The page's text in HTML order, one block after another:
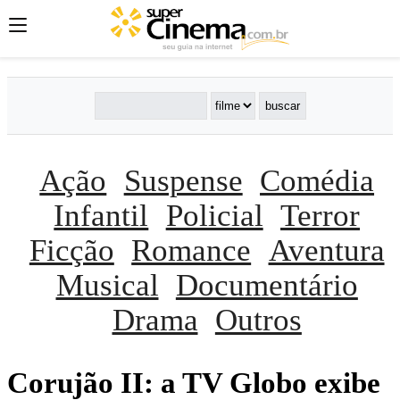
Ação Suspense Comédia
Infantil
Policial Terror
Ficção Romance Aventura
Musical
Documentário
Drama Outros
Corujão II: a TV Globo exibe